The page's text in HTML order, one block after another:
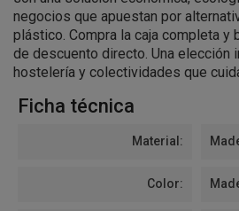
negocios que apuestan por
plástico. Compra la caja completa y
de descuento directo. Una elección
hostelería y colectividades que
Ficha técnica
Material:
Color: